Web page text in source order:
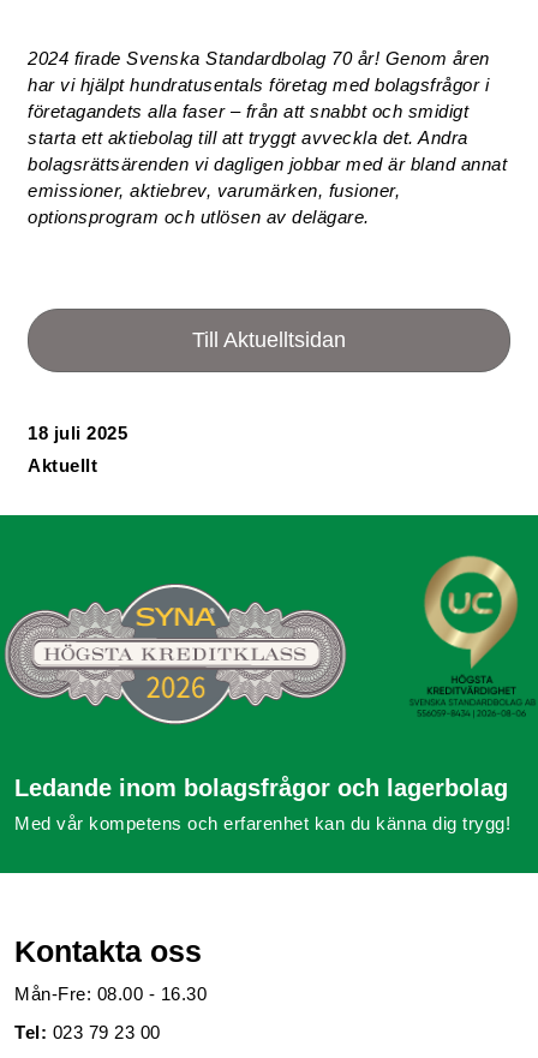
2024 firade Svenska Standardbolag 70 år! Genom åren
har vi hjälpt hundratusentals företag med bolagsfrågor i
företagandets alla faser – från att snabbt och smidigt
starta ett aktiebolag till att tryggt avveckla det. Andra
bolagsrättsärenden vi dagligen jobbar med är bland annat
emissioner, aktiebrev, varumärken, fusioner,
optionsprogram och utlösen av delägare.
Till Aktuelltsidan
18 juli 2025
Aktuellt
Ledande inom bolagsfrågor och lagerbolag
Med vår kompetens och erfarenhet kan du känna dig trygg!
Kontakta oss
Mån-Fre: 08.00 - 16.30
Tel: 023 79 23 00